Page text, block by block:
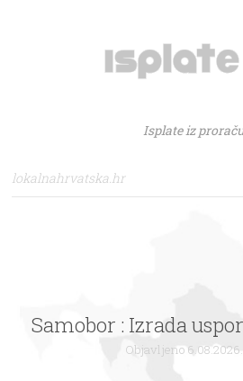
Isplate iz
lokalnahrvatska.hr
Samobor : Izrada
Objavljeno 6.08.2026.